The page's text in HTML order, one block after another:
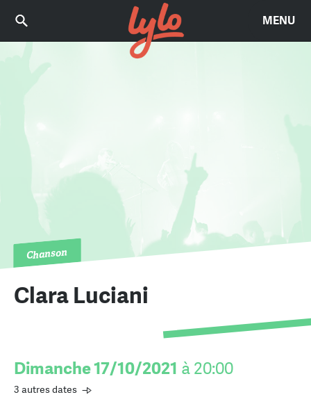
MENU
Chanson
Clara Luciani
Dimanche 17/10/2021 à 20:00
3 autres dates